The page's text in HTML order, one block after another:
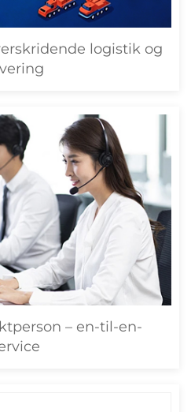
logistik og
– en-til-en-